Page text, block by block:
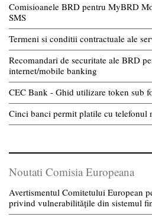
Comisioanele BRD pentru MyBRD
SMS
Termeni si conditii contractuale ale
Recomandari de securitate ale BRD
internet/mobile banking
CEC Bank - Ghid utilizare token sub
Cinci banci permit platile cu telefonul
Noutati Comisia Europeana
Avertismentul Comitetului European
privind vulnerabilitățile din sistemul